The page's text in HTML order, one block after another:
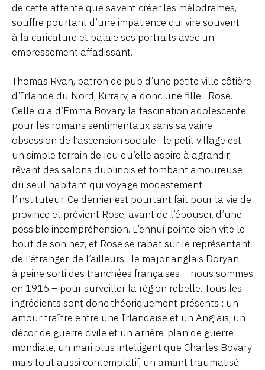
de cette attente que savent créer les mélodrames,
souffre pourtant d’une impatience qui vire souvent
à la caricature et balaie ses portraits avec un
empressement affadissant.
Thomas Ryan, patron de pub d’une petite ville côtière
d’Irlande du Nord, Kirrary, a donc une fille : Rose.
Celle-ci a d’Emma Bovary la fascination adolescente
pour les romans sentimentaux sans sa vaine
obsession de l’ascension sociale : le petit village est
un simple terrain de jeu qu’elle aspire à agrandir,
rêvant des salons dublinois et tombant amoureuse
du seul habitant qui voyage modestement,
l’instituteur. Ce dernier est pourtant fait pour la vie de
province et prévient Rose, avant de l’épouser, d’une
possible incompréhension. L’ennui pointe bien vite le
bout de son nez, et Rose se rabat sur le représentant
de l’étranger, de l’ailleurs : le major anglais Doryan,
à peine sorti des tranchées françaises – nous sommes
en 1916 – pour surveiller la région rebelle. Tous les
ingrédients sont donc théoriquement présents : un
amour traître entre une Irlandaise et un Anglais, un
décor de guerre civile et un arrière-plan de guerre
mondiale, un mari plus intelligent que Charles Bovary
mais tout aussi contemplatif, un amant traumatisé